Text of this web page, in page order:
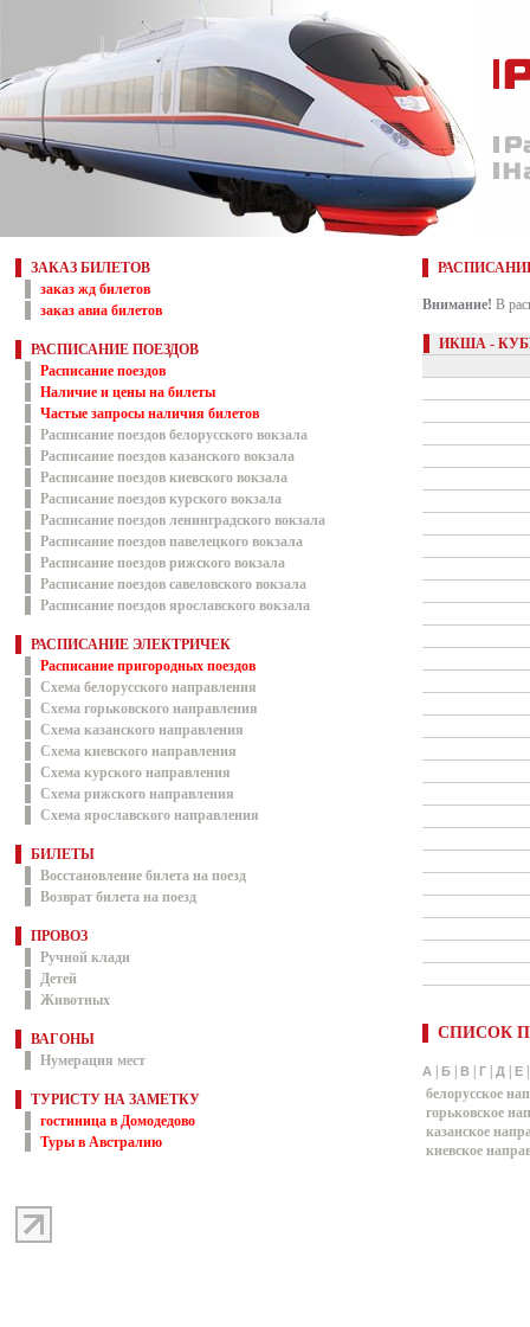
ЗАКАЗ БИЛЕТОВ
заказ жд билетов
заказ авиа билетов
РАСПИСАНИЕ ПОЕЗДОВ
Расписание поездов
Наличие и цены на билеты
Частые запросы наличия билетов
Расписание поездов белорусского вокзала
Расписание поездов казанского вокзала
Расписание поездов киевского вокзала
Расписание поездов курского вокзала
Расписание поездов ленинградского вокзала
Расписание поездов павелецкого вокзала
Расписание поездов рижского вокзала
Расписание поездов савеловского вокзала
Расписание поездов ярославского вокзала
РАСПИСАНИЕ ЭЛЕКТРИЧЕК
Расписание пригородных поездов
Схема белорусского направления
Схема горьковского направления
Схема казанского направления
Схема киевского направления
Схема курского направления
Схема рижского направления
Схема ярославского направления
БИЛЕТЫ
Восстановление билета на поезд
Возврат билета на поезд
ПРОВОЗ
Ручной клади
Детей
Животных
ВАГОНЫ
Нумерация мест
ТУРИСТУ НА ЗАМЕТКУ
гостиница в Домодедово
Туры в Австралию
Внимание! В
ИКША -
СПИСОК
А Б В Г Д Е
белорусское
горьковское
казанское
киевское